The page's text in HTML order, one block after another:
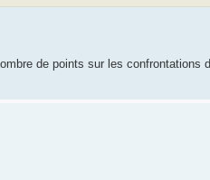
de points sur les